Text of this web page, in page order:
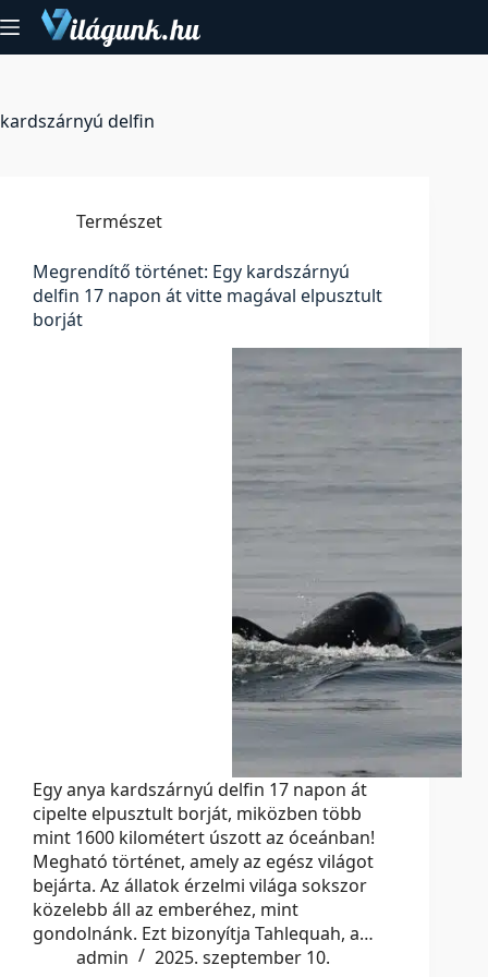
to
content
kardszárnyú delfin
Természet
Megrendítő történet: Egy kardszárnyú
delfin 17 napon át vitte magával elpusztult
borját
Egy anya kardszárnyú delfin 17 napon át
cipelte elpusztult borját, miközben több
mint 1600 kilométert úszott az óceánban!
Megható történet, amely az egész világot
bejárta. Az állatok érzelmi világa sokszor
közelebb áll az emberéhez, mint
gondolnánk. Ezt bizonyítja Tahlequah, a…
admin
2025. szeptember 10.